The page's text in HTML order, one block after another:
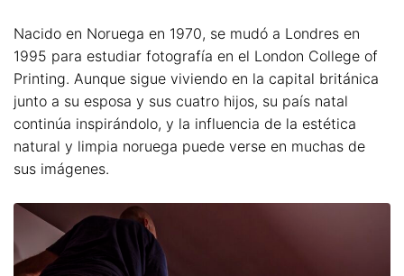
Nacido en Noruega en 1970, se mudó a Londres en
1995 para estudiar fotografía en el London College of
Printing. Aunque sigue viviendo en la capital británica
junto a su esposa y sus cuatro hijos, su país natal
continúa inspirándolo, y la influencia de la estética
natural y limpia noruega puede verse en muchas de
sus imágenes.